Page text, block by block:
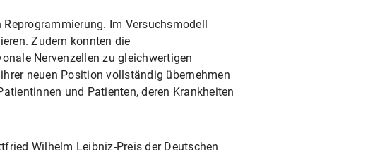
Im Versuchsmodell
Zudem konnten die
Nervenzellen zu gleichwertigen
neuen Position vollständig übernehmen
und Patienten, deren Krankheiten
Wilhelm Leibniz-Preis der Deutschen